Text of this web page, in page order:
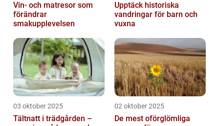
Vin- och matresor som
förändrar
smakupplevelsen
Upptäck historiska
vandringar för barn och
vuxna
03 oktober 2025
Tältnatt i trädgården –
02 oktober 2025
De mest oförglömliga